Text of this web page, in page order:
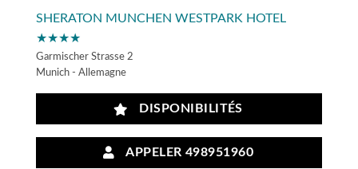
SHERATON MUNCHEN WESTPARK HOTEL
★★★★
Garmischer Strasse 2
Munich - Allemagne
DISPONIBILITÉS
APPELER 498951960